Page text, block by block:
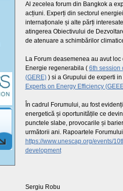
Al zecelea forum din Bangkok a
acțiuni. Experți din sectorul
internaționale și alte părți
atingerea Obiectivului de
de atenuare a schimbărilor
La Forum deasemenea au avut
Energie regenerabila ( 6th session
(GERE)) si a Grupului de experti
Experts on Energy Efficiency
În cadrul Forumului, au fost
energetică și oportunitățile ce
punctele slabe, provocarile și
următorii ani. Rapoartele
https://www.unescap.org/events/
development
Sergiu Robu